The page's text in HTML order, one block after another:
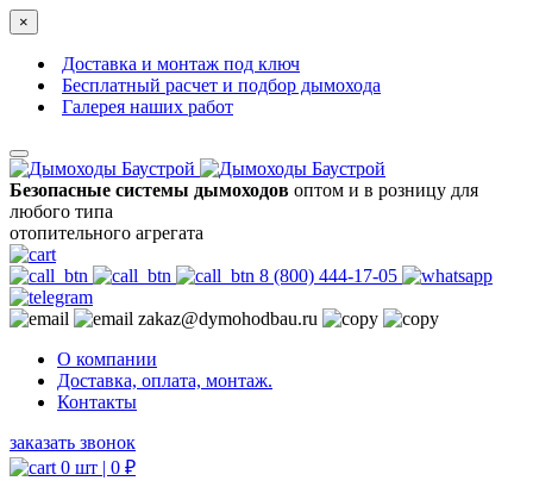
×
Доставка и монтаж под ключ
Бесплатный расчет и подбор дымохода
Галерея наших работ
Безопасные системы дымоходов оптом и в розницу для
любого типа
отопительного агрегата
8 (800) 444-17-05
zakaz@dymohodbau.ru
О компании
Доставка, оплата, монтаж.
Контакты
заказать звонок
0 шт | 0 ₽